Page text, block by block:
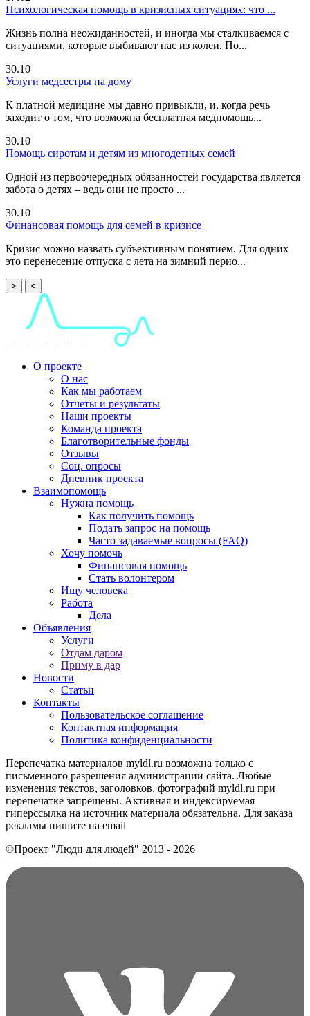
Психологическая помощь в кризисных ситуациях: что ...
Жизнь полна неожиданностей, и иногда мы сталкиваемся с
ситуациями, которые выбивают нас из колеи. По...
30.10
Услуги медсестры на дому
К платной медицине мы давно привыкли, и, когда речь
заходит о том, что возможна бесплатная медпомощь...
30.10
Помощь сиротам и детям из многодетных семей
Одной из первоочередных обязанностей государства является
забота о детях – ведь они не просто ...
30.10
Финансовая помощь для семей в кризисе
Кризис можно назвать субъективным понятием. Для одних
это перенесение отпуска с лета на зимний перио...
> <
О проекте
О нас
Как мы работаем
Отчеты и результаты
Наши проекты
Команда проекта
Благотворительные фонды
Отзывы
Соц. опросы
Дневник проекта
Взаимопомощь
Нужна помощь
Как получить помощь
Подать запрос на помощь
Часто задаваемые вопросы (FAQ)
Хочу помочь
Финансовая помощь
Стать волонтером
Ищу человека
Работа
Дела
Объявления
Услуги
Отдам даром
Приму в дар
Новости
Статьи
Контакты
Пользовательское соглашение
Контактная информация
Политика конфиденциальности
Перепечатка материалов myldl.ru возможна только с
письменного разрешения администрации сайта. Любые
изменения текстов, заголовков, фотографий myldl.ru при
перепечатке запрещены. Активная и индексируемая
гиперссылка на источник материала обязательна. Для заказа
рекламы пишите на еmail
©Проект "Люди для людей" 2013 - 2026